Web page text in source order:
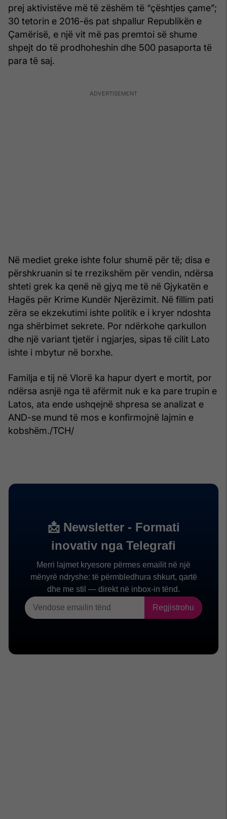
prej aktivistëve më të zëshëm të “çështjes çame”;
30 tetorin e 2016-ës pat shpallur Republikën e
Çamërisë, e një vit më pas premtoi së shume
shpejt do të prodhoheshin dhe 500 pasaporta të
para të saj.
Në mediet greke ishte folur shumë për të; disa e
përshkruanin si te rrezikshëm për vendin, ndërsa
shteti grek ka qenë në gjyq me të në Gjykatën e
Hagës për Krime Kundër Njerëzimit. Në fillim pati
zëra se ekzekutimi ishte politik e i kryer ndoshta
nga shërbimet sekrete. Por ndërkohe qarkullon
dhe një variant tjetër i ngjarjes, sipas të cilit Lato
ishte i mbytur në borxhe.
Familja e tij në Vlorë ka hapur dyert e mortit, por
ndërsa asnjë nga të afërmit nuk e ka pare trupin e
Latos, ata ende ushqejnë shpresa se analizat e
AND-se mund të mos e konfirmojnë lajmin e
kobshëm./TCH/